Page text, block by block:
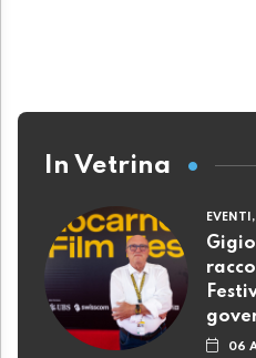
In Vetrina
06